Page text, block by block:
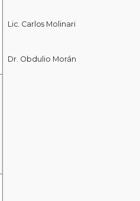
Lic. Carlos Molinari
Dr. Obdulio Morán